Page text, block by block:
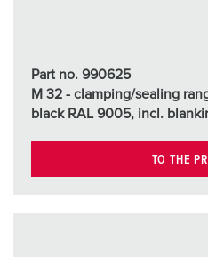
Part no. 990625
M 32 - clamping/sealing
black RAL 9005, incl.
TO THE